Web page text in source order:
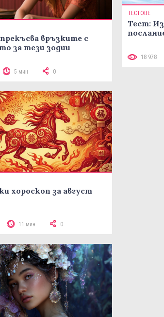
връзките с
за тези зодии
5 мин 0
хороскоп за август
11 мин 0
ТЕСТОВЕ
Тест:
18 978